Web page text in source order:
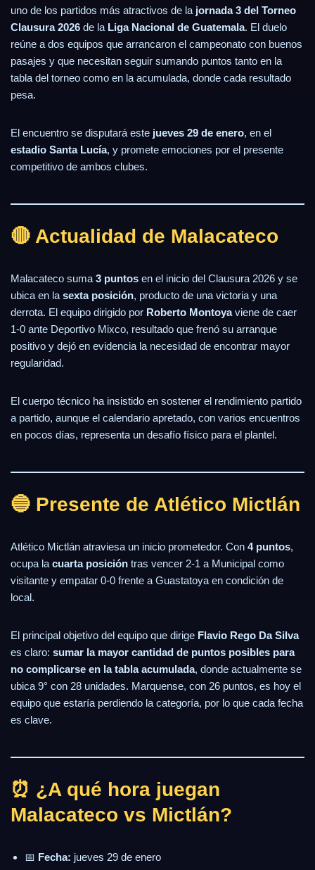
uno de los partidos más atractivos de la jornada 3 del Torneo
Clausura 2026 de la Liga Nacional de Guatemala. El duelo
reúne a dos equipos que arrancaron el campeonato con buenos
pasajes y que necesitan seguir sumando puntos tanto en la
tabla del torneo como en la acumulada, donde cada resultado
pesa.
El encuentro se disputará este jueves 29 de enero, en el
estadio Santa Lucía, y promete emociones por el presente
competitivo de ambos clubes.
🔴 Actualidad de Malacateco
Malacateco suma 3 puntos en el inicio del Clausura 2026 y se
ubica en la sexta posición, producto de una victoria y una
derrota. El equipo dirigido por Roberto Montoyaviene de caer
1-0 ante Deportivo Mixco, resultado que frenó su arranque
positivo y dejó en evidencia la necesidad de encontrar mayor
regularidad.
El cuerpo técnico ha insistido en sostener el rendimiento partido
a partido, aunque el calendario apretado, con varios encuentros
en pocos días, representa un desafío físico para el plantel.
🔵 Presente de Atlético Mictlán
Atlético Mictlán atraviesa un inicio prometedor. Con 4 puntos,
ocupa la cuarta posición tras vencer 2-1 a Municipal como
visitante y empatar 0-0 frente a Guastatoya en condición de
local.
El principal objetivo del equipo que dirige Flavio Rego Da Silva
es claro: sumar la mayor cantidad de puntos posibles para
no complicarse en la tabla acumulada, donde actualmente se
ubica 9° con 28 unidades. Marquense, con 26 puntos, es hoy el
equipo que estaría perdiendo la categoría, por lo que cada fecha
es clave.
⏰ ¿A qué hora juegan
Malacateco vs Mictlán?
📅 Fecha: jueves 29 de enero